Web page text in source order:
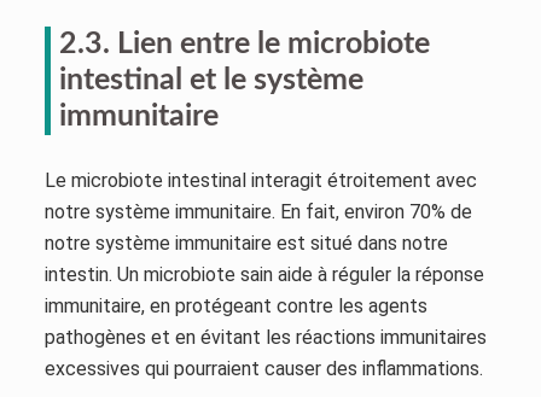
2.3. Lien entre le microbiote
intestinal et le système
immunitaire
Le microbiote intestinal interagit étroitement avec
notre système immunitaire. En fait, environ 70% de
notre système immunitaire est situé dans notre
intestin. Un microbiote sain aide à réguler la réponse
immunitaire, en protégeant contre les agents
pathogènes et en évitant les réactions immunitaires
excessives qui pourraient causer des inflammations.